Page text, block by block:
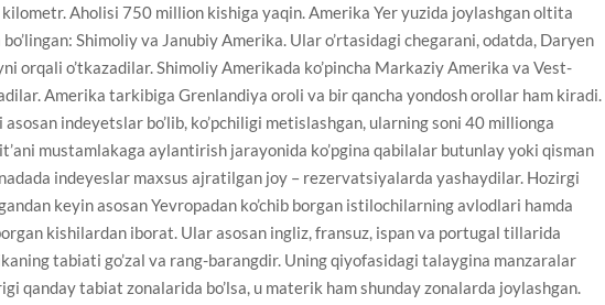
Aholisi 750 million kishiga yaqin. Amerika Yer yuzida joylashgan oltita
Shimoliy va Janubiy Amerika. Ular o’rtasidagi chegarani, odatda, Daryen
orqali o’tkazadilar. Shimoliy Amerikada ko’pincha Markaziy Amerika va Vest-
Amerika tarkibiga Grenlandiya oroli va bir qancha yondosh orollar ham kiradi.
indeyetslar bo’lib, ko’pchiligi metislashgan, ularning soni 40 millionga
mustamlakaga aylantirish jarayonida ko’pgina qabilalar butunlay yoki qisman
indeyeslar maxsus ajratilgan joy – rezervatsiyalarda yashaydilar. Hozirgi
keyin asosan Yevropadan ko’chib borgan istilochilarning avlodlari hamda
kishilardan iborat. Ular asosan ingliz, fransuz, ispan va portugal tillarida
tabiati go’zal va rang-barangdir. Uning qiyofasidagi talaygina manzaralar
qanday tabiat zonalarida bo’lsa, u materik ham shunday zonalarda joylashgan.